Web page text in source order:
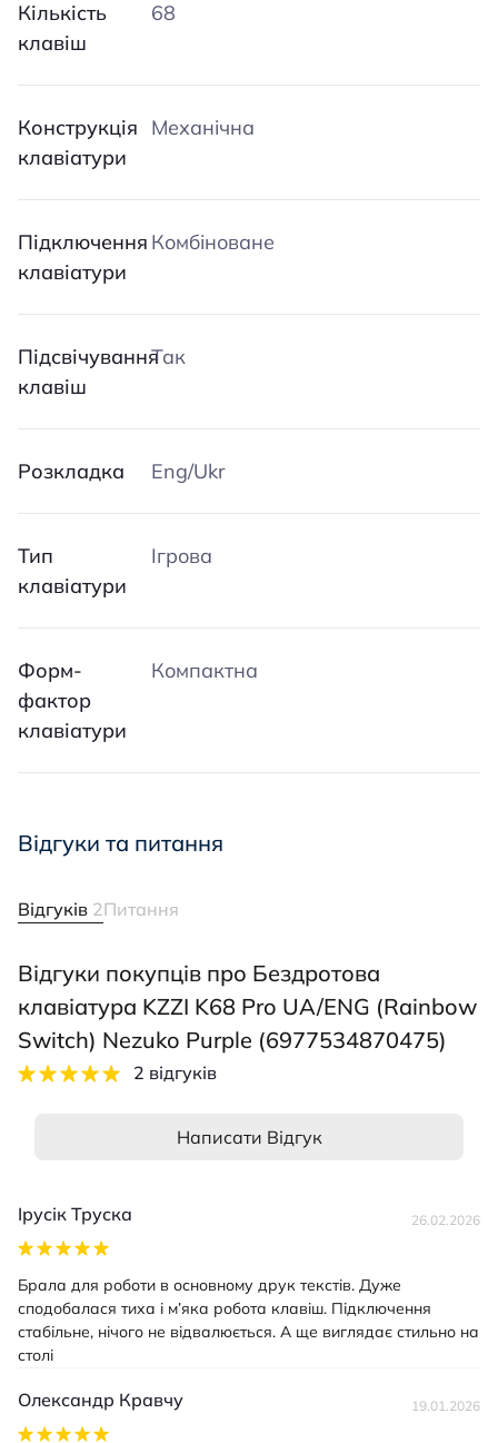
Кількість
клавіш
68
Конструкція
клавіатури
Механічна
Підключення
клавіатури
Комбіноване
Підсвічування
клавіш
Так
Розкладка Eng/Ukr
Тип
клавіатури
Ігрова
Форм-
фактор
клавіатури
Компактна
Відгуки та питання
Відгуків 2Питання
Відгуки покупців про Бездротова
клавіатура KZZI K68 Pro UA/ENG (Rainbow
Switch) Nezuko Purple (6977534870475)
2 відгуків
Написати Відгук
Ірусік Труска 26.02.2026
Брала для роботи в основному друк текстів. Дуже
сподобалася тиха і м’яка робота клавіш. Підключення
стабільне, нічого не відвалюється. А ще виглядає стильно на
столі
Олександр Кравчу 19.01.2026